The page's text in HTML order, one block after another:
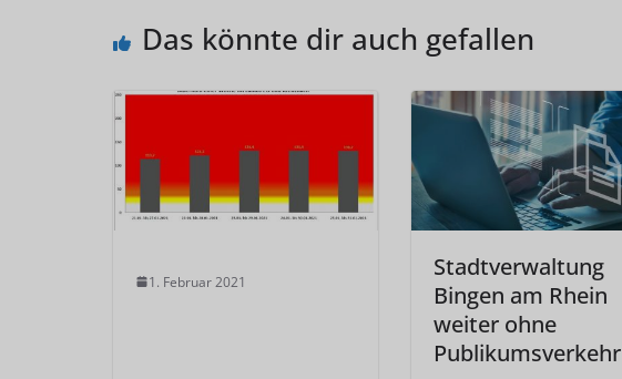
Das könnte dir auch gefallen
1. Februar 2021
Stadtverwaltung
Bingen am Rhein
weiter ohne
Publikumsverkehr